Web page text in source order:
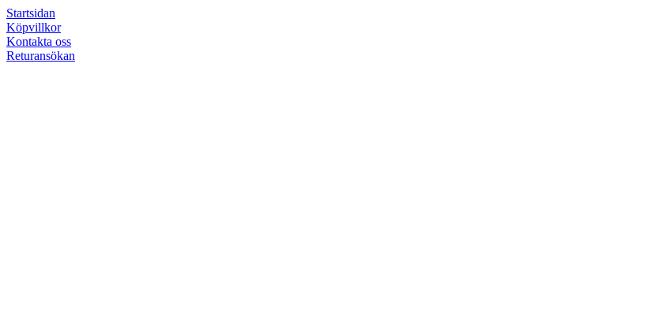
Startsidan
Köpvillkor
Kontakta oss
Returansökan